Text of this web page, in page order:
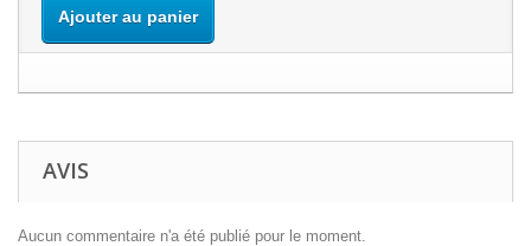
Ajouter au panier
AVIS
Aucun commentaire n'a été publié pour le moment.